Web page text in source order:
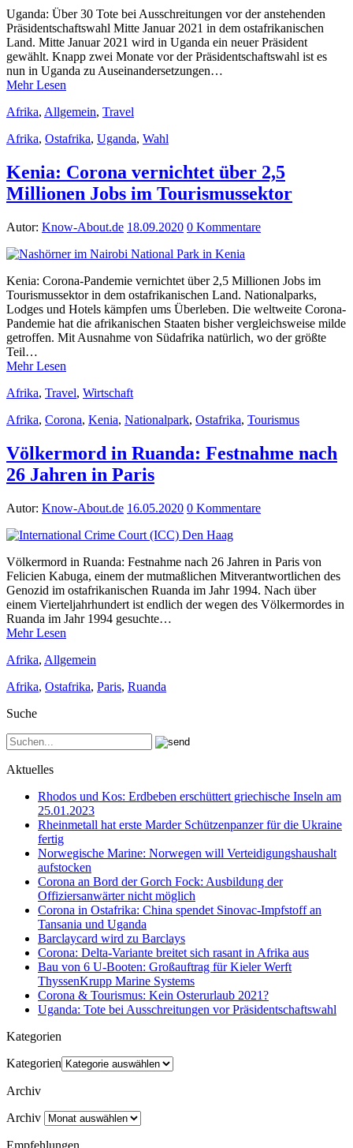
Uganda: Über 30 Tote bei Ausschreitungen vor der anstehenden
Präsidentschaftswahl Mitte Januar 2021 in dem ostafrikanischen
Land. Mitte Januar 2021 wird in Uganda ein neuer Präsident
gewählt. Knapp zwei Monate vor der Präsidentschaftswahl ist es
nun in Uganda zu Auseinandersetzungen…
Mehr Lesen
Afrika, Allgemein, Travel
Afrika, Ostafrika, Uganda, Wahl
Kenia: Corona vernichtet über 2,5
Millionen Jobs im Tourismussektor
Autor: Know-About.de 18.09.2020 0 Kommentare
Kenia: Corona-Pandemie vernichtet über 2,5 Millionen Jobs im
Tourismussektor in dem ostafrikanischen Land. Nationalparks,
Lodges und Hotels kämpfen ums Überleben. Die weltweite Corona-
Pandemie hat die afrikanischen Staaten bisher vergleichsweise milde
getroffen. Mit Ausnahme von Südafrika natürlich, wo der größte
Teil…
Mehr Lesen
Afrika, Travel, Wirtschaft
Afrika, Corona, Kenia, Nationalpark, Ostafrika, Tourismus
Völkermord in Ruanda: Festnahme nach
26 Jahren in Paris
Autor: Know-About.de 16.05.2020 0 Kommentare
Völkermord in Ruanda: Festnahme nach 26 Jahren in Paris von
Felicien Kabuga, einem der mutmaßlichen Mitverantwortlichen des
Genozid im ostafrikanischen Ruanda im Jahr 1994. Nach über
einem Vierteljahrhundert ist endlich der wegen des Völkermordes in
Ruanda im Jahr 1994 gesuchte…
Mehr Lesen
Afrika, Allgemein
Afrika, Ostafrika, Paris, Ruanda
Suche
Aktuelles
Rhodos und Kos: Erdbeben erschüttert griechische Inseln am
25.01.2023
Rheinmetall hat erste Marder Schützenpanzer für die Ukraine
fertig
Norwegische Marine: Norwegen will Verteidigungshaushalt
aufstocken
Corona an Bord der Gorch Fock: Ausbildung der
Offiziersanwärter nicht möglich
Corona in Ostafrika: China spendet Sinovac-Impfstoff an
Tansania und Uganda
Barclaycard wird zu Barclays
Corona: Delta-Variante breitet sich rasant in Afrika aus
Bau von 6 U-Booten: Großauftrag für Kieler Werft
ThyssenKrupp Marine Systems
Corona & Tourismus: Kein Osterurlaub 2021?
Uganda: Tote bei Ausschreitungen vor Präsidentschaftswahl
Kategorien
Kategorien
Archiv
Archiv
Empfehlungen